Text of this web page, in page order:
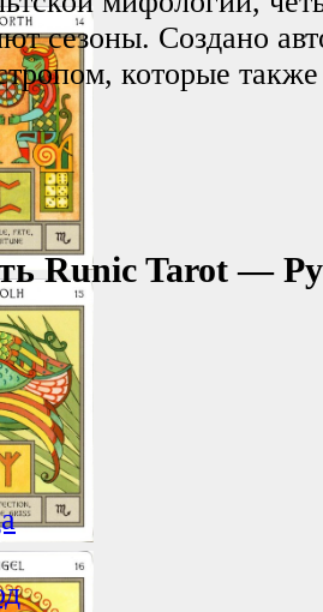
сезоны. Создано
которые
Runic Tarot —